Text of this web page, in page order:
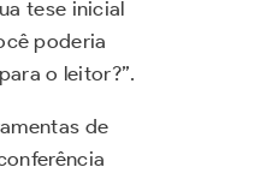
tese inicial
poderia
o leitor?”.
de